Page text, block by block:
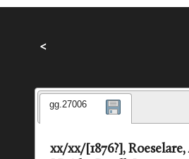
<
gg.27006
xx/xx/[1876?],